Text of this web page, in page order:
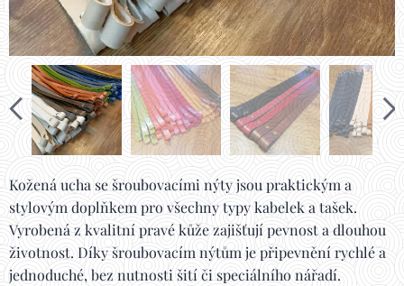
Kožená ucha se šroubovacími nýty jsou praktickým a
stylovým doplňkem pro všechny typy kabelek a tašek.
Vyrobená z kvalitní pravé kůže zajišťují pevnost a dlouhou
životnost. Díky šroubovacím nýtům je připevnění rychlé a
jednoduché, bez nutnosti šití či speciálního nářadí.